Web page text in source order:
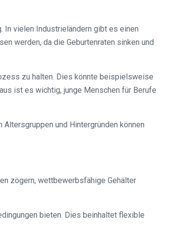
In vielen Industrieländern gibt es einen
werden, da die Geburtenraten sinken und
zu halten. Dies könnte beispielsweise
ist es wichtig, junge Menschen für Berufe
und Hintergründen können
zögern, wettbewerbsfähige Gehälter
bieten. Dies beinhaltet flexible